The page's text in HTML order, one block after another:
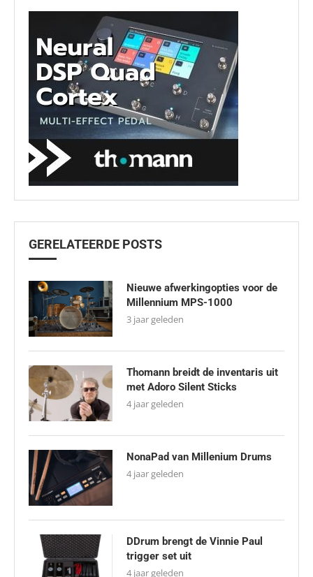
GERELATEERDE POSTS
Nieuwe afwerkingopties voor de
Millennium MPS-1000
3 jaar geleden
Thomann breidt de inventaris uit
met Adoro Silent Sticks
4 jaar geleden
NonaPad van Millenium Drums
4 jaar geleden
DDrum brengt de Vinnie Paul
trigger set uit
4 jaar geleden